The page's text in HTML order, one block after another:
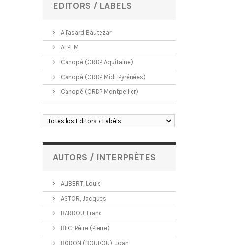
EDITORS / LABELS
A l'asard Bautezar
AEPEM
Canopé (CRDP Aquitaine)
Canopé (CRDP Midi-Pyrénées)
Canopé (CRDP Montpellier)
Totes los Editors / Labèls
AUTORS / INTERPRÈTES
ALIBERT, Louis
ASTOR, Jacques
BARDOU, Franc
BEC, Pèire (Pierre)
BODON (BOUDOU), Joan